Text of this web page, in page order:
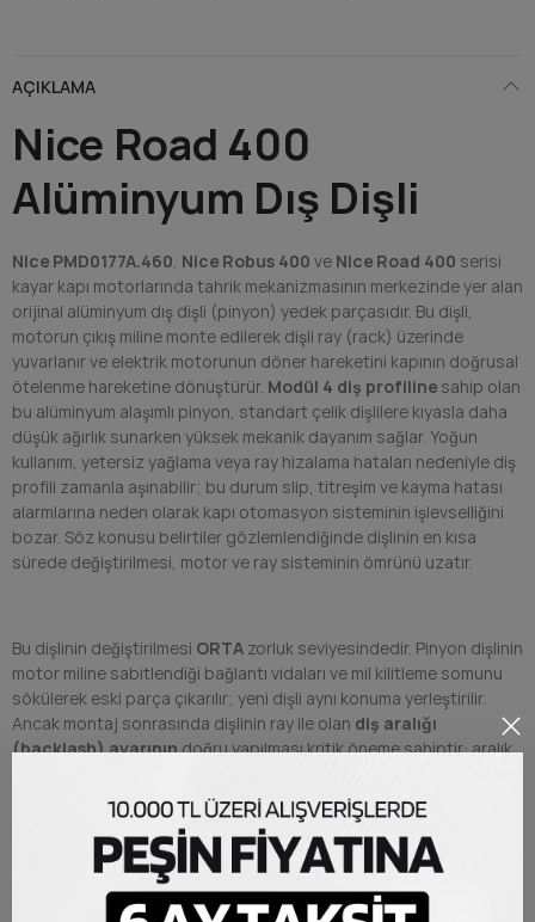
AÇIKLAMA
Nice Road 400
Alüminyum Dış Dişli
Nice PMD0177A.460, Nice Robus 400 ve Nice Road 400 serisi
kayar kapı motorlarında tahrik mekanizmasının merkezinde yer alan
orijinal alüminyum dış dişli (pinyon) yedek parçasıdır. Bu dişli,
motorun çıkış miline monte edilerek dişli ray (rack) üzerinde
yuvarlanır ve elektrik motorunun döner hareketini kapının doğrusal
ötelenme hareketine dönüştürür. Modül 4 diş profiline sahip olan
bu alüminyum alaşımlı pinyon, standart çelik dişlilere kıyasla daha
düşük ağırlık sunarken yüksek mekanik dayanım sağlar. Yoğun
kullanım, yetersiz yağlama veya ray hizalama hataları nedeniyle diş
profili zamanla aşınabilir; bu durum slip, titreşim ve kayma hatası
alarmlarına neden olarak kapı otomasyon sisteminin işlevselliğini
bozar. Söz konusu belirtiler gözlemlendiğinde dişlinin en kısa
sürede değiştirilmesi, motor ve ray sisteminin ömrünü uzatır.
Bu dişlinin değiştirilmesi ORTA zorluk seviyesindedir. Pinyon dişlinin
motor miline sabitlendiği bağlantı vidaları ve mil kilitleme somunu
sökülerek eski parça çıkarılır; yeni dişli aynı konuma yerleştirilir.
Ancak montaj sonrasında dişlinin ray ile olan diş aralığı
(backlash) ayarınındoğru yapılması kritik öneme sahiptir: aralık
gürültü meydana gelir. Bu nedenle temel el aletlerine ek olarak belli
düzeyde teknik bilgi ve dikkat gerekmektedir.
Nice S.p.A.tarafından üretilmiş%100 orijinal OEM